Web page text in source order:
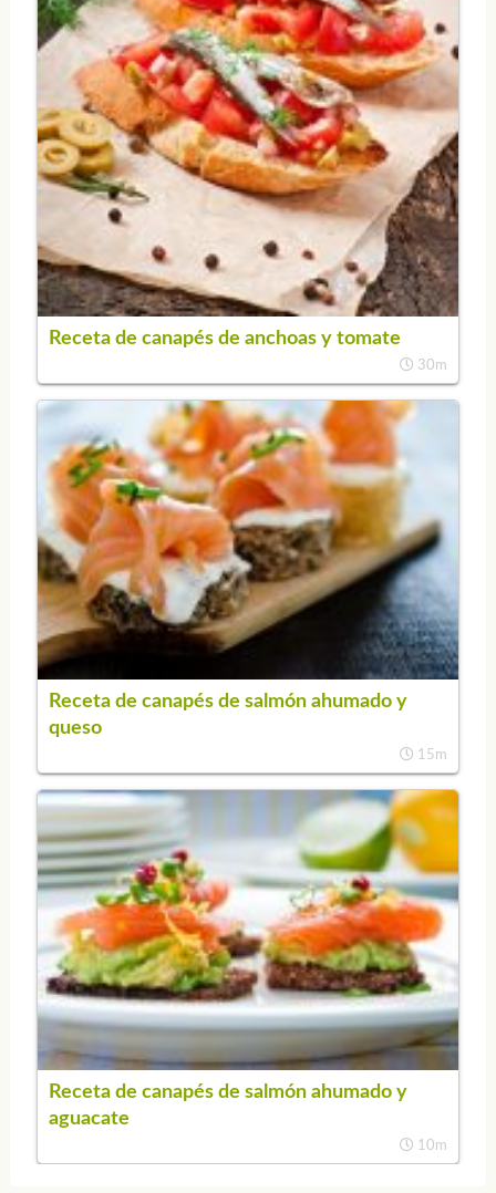
Receta de canapés de anchoas y tomate
30m
Receta de canapés de salmón ahumado y
queso
15m
Receta de canapés de salmón ahumado y
aguacate
10m